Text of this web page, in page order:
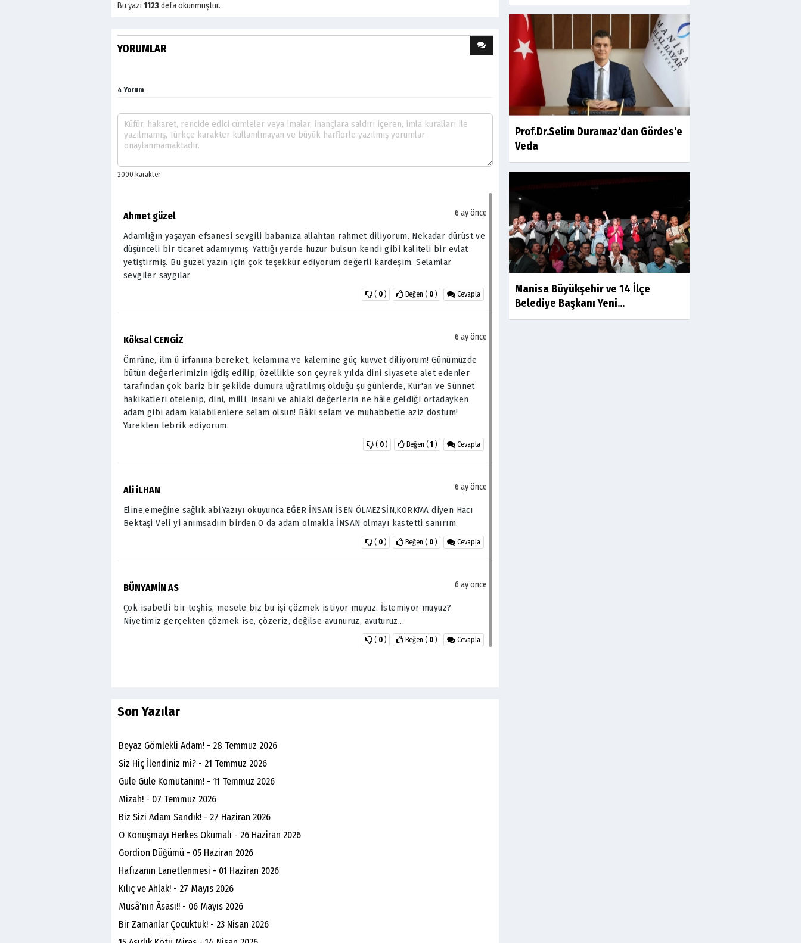
Bu yazı 1123defa okunmuştur.
YORUMLAR
4 Yorum
Ahmet güzel 6 ay önce
Adamlığın yaşayan efsanesi sevgili babanıza allahtan rahmet diliyorum. Nekadar dürüst ve
düşünceli bir ticaret adamıymış. Yattığı yerde huzur bulsun kendi gibi kaliteli bir evlat
yetiştirmiş. Bu güzel yazın için çok teşekkür ediyorum değerli kardeşim. Selamlar
sevgiler saygılar
Cevapla
Beğen ( 0 )
( 0 )
Köksal CENGİZ 6 ay önce
Ömrüne, ilm ü irfanına bereket, kelamına ve kalemine güç kuvvet diliyorum! Günümüzde
bütün değerlerimizin iğdiş edilip, özellikle son çeyrek yılda dini siyasete alet edenler
tarafından çok bariz bir şekilde dumura uğratılmış olduğu şu günlerde, Kur'an ve Sünnet
hakikatleri ötelenip, dini, milli, insani ve ahlaki değerlerin ne hâle geldiği ortadayken
adam gibi adam kalabilenlere selam olsun! Bâki selam ve muhabbetle aziz dostum!
Yürekten tebrik ediyorum.
Cevapla
Beğen ( 1 )
( 0 )
Ali iLHAN 6 ay önce
Eline,emeğine sağlık abi.Yazıyı okuyunca EĞER İNSAN İSEN ÖLMEZSİN,KORKMA diyen Hacı
Bektaşi Veli yi anımsadım birden.O da adam olmakla İNSAN olmayı kastetti sanırım.
Cevapla
Beğen ( 0 )
( 0 )
BÜNYAMİN AS 6 ay önce
Çok isabetli bir teşhis, mesele biz bu işi çözmek istiyor muyuz. İstemiyor muyuz?
Niyetimiz gerçekten çözmek ise, çözeriz, değilse avunuruz, avuturuz...
Cevapla
Beğen ( 0 )
( 0 )
Son Yazılar
Beyaz Gömlekli Adam! - 28 Temmuz 2026
Siz Hiç İlendiniz mi? - 21 Temmuz 2026
Güle Güle Komutanım! - 11 Temmuz 2026
Mizah! - 07 Temmuz 2026
Biz Sizi Adam Sandık! - 27 Haziran 2026
O Konuşmayı Herkes Okumalı - 26 Haziran 2026
Gordion Düğümü - 05 Haziran 2026
Hafızanın Lanetlenmesi - 01 Haziran 2026
Kılıç ve Ahlak! - 27 Mayıs 2026
Musâ'nın Âsası!! - 06 Mayıs 2026
Bir Zamanlar Çocuktuk! - 23 Nisan 2026
Gezerken Zamanın Kollarındaki
Ruhuma Rastlamak
Yaşar ATLI
Kahramanlar
İLKER
Mühendislerin de Sanat Ruhu
Dr.Fatih KESKİN
Millî Edebiyat, Millî Şuur, Millî
Takım
Sıracettin ÇELİK
Çalıkuşu
Prof.Dr.Selim Duramaz'dan Gördes'e
Veda
Manisa Büyükşehir ve 14 İlçe
Belediye Başkanı Yeni...